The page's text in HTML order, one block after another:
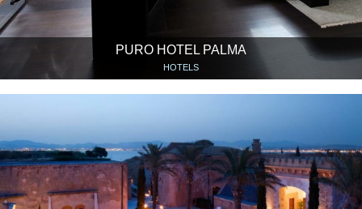
PURO HOTEL PALMA
HOTELS